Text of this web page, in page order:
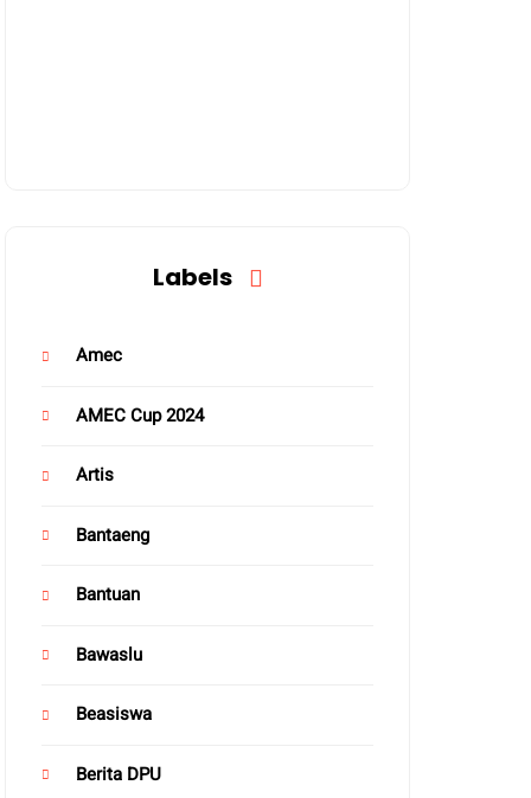
Labels
Amec
AMEC Cup 2024
Artis
Bantaeng
Bantuan
Bawaslu
Beasiswa
Berita DPU